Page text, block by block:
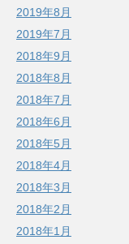
2019年8月
2019年7月
2018年9月
2018年8月
2018年7月
2018年6月
2018年5月
2018年4月
2018年3月
2018年2月
2018年1月